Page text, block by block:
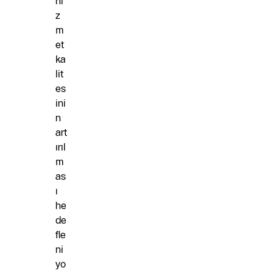
z
m
et
ka
lit
es
ini
n
art
ırıl
m
as
ı
he
de
fle
ni
yo